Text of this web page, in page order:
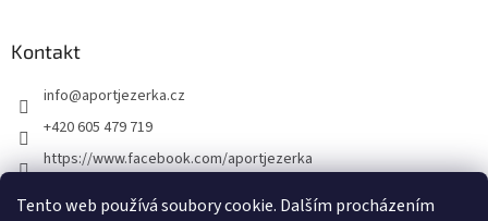
Tento web používá soubory cookie. Dalším procházením
Kontakt
info@aportjezerka.cz
+420 605 479 719
https://www.facebook.com/aportjezerka